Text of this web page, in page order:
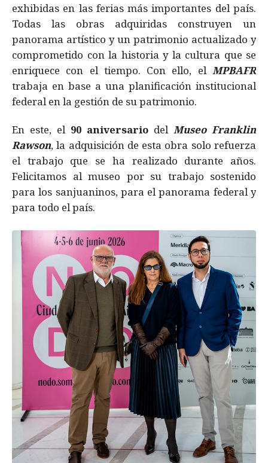
exhibidas en las ferias más importantes del país.
Todas las obras adquiridas construyen un
panorama artístico y un patrimonio actualizado y
comprometido con la historia y la cultura que se
enriquece con el tiempo. Con ello, el MPBAFR
trabaja en base a una planificación institucional
federal en la gestión de su patrimonio.
En este, el 90 aniversario del Museo Franklin
Rawson, la adquisición de esta obra solo refuerza
el trabajo que se ha realizado durante años.
Felicitamos al museo por su trabajo sostenido
para los sanjuaninos, para el panorama federal y
para todo el país.